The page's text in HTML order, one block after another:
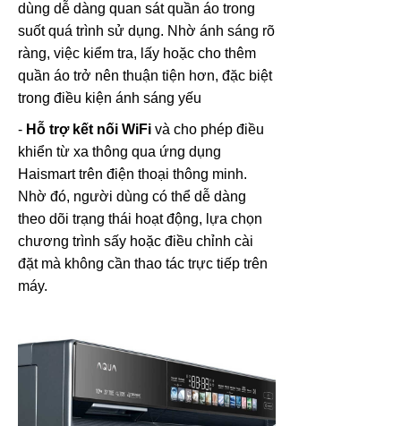
dùng dễ dàng quan sát quần áo trong
suốt quá trình sử dụng. Nhờ ánh sáng rõ
ràng, việc kiểm tra, lấy hoặc cho thêm
quần áo trở nên thuận tiện hơn, đặc biệt
trong điều kiện ánh sáng yếu
- Hỗ trợ kết nối WiFi và cho phép điều
khiển từ xa thông qua ứng dụng
Haismart trên điện thoại thông minh.
Nhờ đó, người dùng có thể dễ dàng
theo dõi trạng thái hoạt động, lựa chọn
chương trình sấy hoặc điều chỉnh cài
đặt mà không cần thao tác trực tiếp trên
máy.